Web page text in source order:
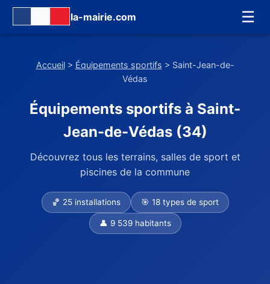
la-mairie.com ☰
Accueil> Équipements sportifs > Saint-Jean-de-
Védas
Équipements sportifs à Saint-
Jean-de-Védas (34)
Découvrez tous les terrains, salles de sport et
piscines de la commune
🏀 25 installations 🎯 18 types de sport
👤 9 539 habitants